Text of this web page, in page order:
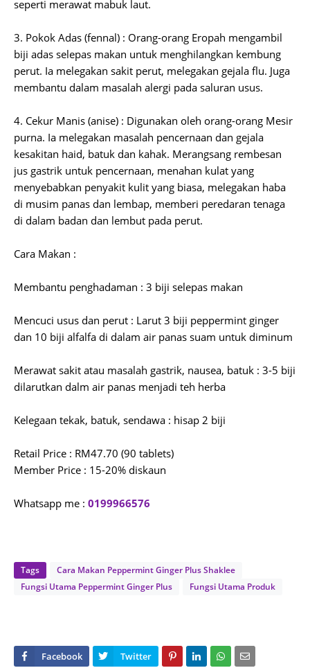
seperti merawat mabuk laut.
3. Pokok Adas (fennal) : Orang-orang Eropah mengambil
biji adas selepas makan untuk menghilangkan kembung
perut. Ia melegakan sakit perut, melegakan gejala flu. Juga
membantu dalam masalah alergi pada saluran usus.
4. Cekur Manis (anise) : Digunakan oleh orang-orang Mesir
purna. Ia melegakan masalah pencernaan dan gejala
kesakitan haid, batuk dan kahak. Merangsang rembesan
jus gastrik untuk pencernaan, menahan kulat yang
menyebabkan penyakit kulit yang biasa, melegakan haba
di musim panas dan lembap, memberi peredaran tenaga
di dalam badan dan lembut pada perut.
Cara Makan :
Membantu penghadaman : 3 biji selepas makan
Mencuci usus dan perut : Larut 3 biji peppermint ginger
dan 10 biji alfalfa di dalam air panas suam untuk diminum
Merawat sakit atau masalah gastrik, nausea, batuk : 3-5 biji
dilarutkan dalm air panas menjadi teh herba
Kelegaan tekak, batuk, sendawa : hisap 2 biji
Retail Price : RM47.70 (90 tablets)
Member Price : 15-20% diskaun
Whatsapp me : 0199966576
Tags
Cara Makan Peppermint Ginger Plus Shaklee
Fungsi Utama Peppermint Ginger Plus
Fungsi Utama Produk